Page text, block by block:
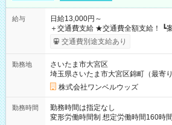
給与
日給13,000円～
＋交通費支給 ★交通費全額支給！ ┗案件により規定あり ★日払
いOK！（規定あり） ┗働いたその日
ンビニATMから 日払い分を引き落とせます！ 【
交通費別途支給あり
勤務地
さいたま市大宮区
埼玉県さいたま市大宮区錦町（最寄
株式会社ワンベルウッズ
勤務時間
勤務時間は指定なし
変形労働時間制 想定労働時間160時間/月 【シフト例】 ・